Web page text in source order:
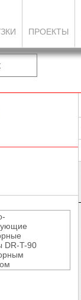
ПРОЕКТЫ
DR-T-90